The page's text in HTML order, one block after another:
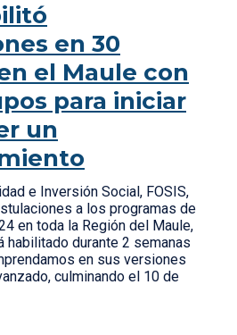
en 30
el Maule con
para iniciar
un
e Inversión Social, FOSIS,
a los programas de
en toda la Región del Maule,
habilitado durante 2 semanas
en sus versiones
culminando el 10 de